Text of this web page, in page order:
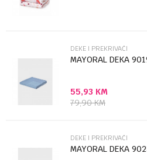
Poruka
Anti-spam zaštita - izračunajte koliko
DEKE I PREKRIVAČI
MAYORAL DEKA
55,93 KM
79,90KM
DEKE I PREKRIVAČI
MAYORAL DEKA